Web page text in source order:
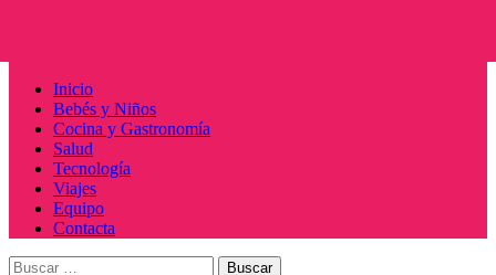
Menú
principal
Inicio
Bebés y Niños
Cocina y Gastronomía
Salud
Tecnología
Viajes
Equipo
Contacta
Buscar: